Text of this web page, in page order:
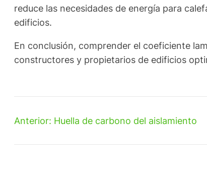
reduce las necesidades de energía para
edificios.
En conclusión, comprender el coeficiente
constructores y propietarios de edificios
Anterior: Huella de carbono del aislamiento